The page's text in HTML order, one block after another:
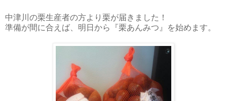
中津川の栗生産者の方より栗が届きました！
準備が間に合えば、明日から『栗あんみつ』を始めます。